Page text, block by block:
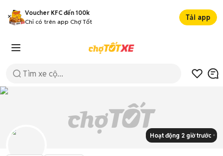
Voucher KFC đến 100k
Chỉ có trên app Chợ Tốt
Tải app
Hoạt động 2 giờ trước